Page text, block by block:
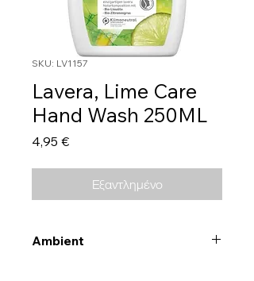
SKU: LV1157
Lavera, Lime Care
Hand Wash 250ML
4,95 €Τιμή
Εξαντλημένο
Ambient